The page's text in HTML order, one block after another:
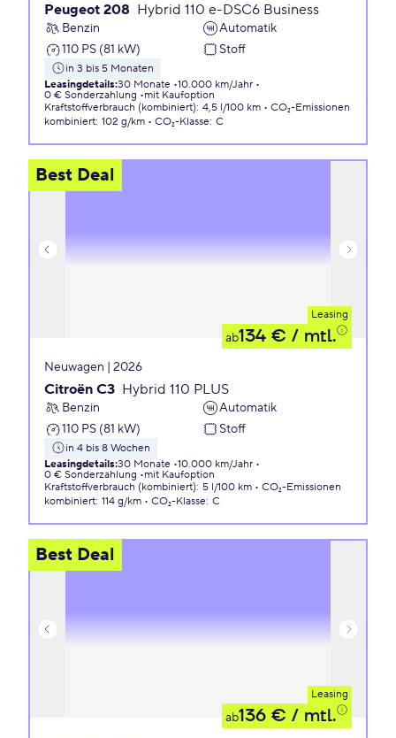
Peugeot 208 Hybrid 110 e-DSC6 Business
Benzin
Automatik
110 PS (81 kW)
Stoff
in 3 bis 5 Monaten
Leasingdetails:30 Monate 10.000 km/Jahr
0 € Sonderzahlung
mit Kaufoption
Kraftstoffverbrauch (kombiniert): 4,5 l/100 km
CO₂-Emissionen
kombiniert: 102 g/km CO₂-Klasse: C
Best Deal
Leasing
ab134 € / mtl.
Neuwagen | 2026
Citroën C3 Hybrid 110 PLUS
Benzin
Automatik
110 PS (81 kW)
Stoff
in 4 bis 8 Wochen
Leasingdetails:30 Monate 10.000 km/Jahr
0 € Sonderzahlung
mit Kaufoption
Kraftstoffverbrauch (kombiniert): 5 l/100 km
CO₂-Emissionen
kombiniert: 114 g/km CO₂-Klasse: C
Best Deal
Leasing
ab136 € / mtl.